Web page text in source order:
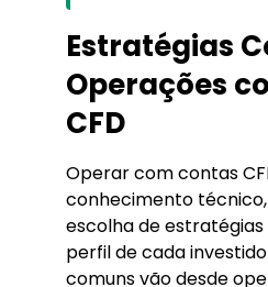
Estratégias
Operações
CFD
Operar com contas
conhecimento
escolha de
perfil de cada
comuns vão desde